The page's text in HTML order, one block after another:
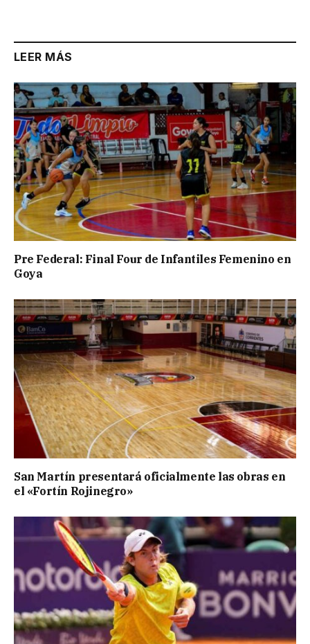
LEER MÁS
Pre Federal: Final Four de Infantiles Femenino en
Goya
San Martín presentará oficialmente las obras en
el «Fortín Rojinegro»